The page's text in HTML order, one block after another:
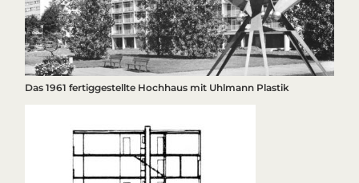
Das 1961 fertiggestellte Hochhaus mit Uhlmann Plastik